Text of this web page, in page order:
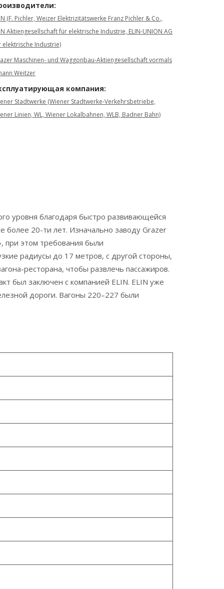
(F. Pichler, Weizer Elektrizitätswerke Franz Pichler & Co.,
Aktiengesellschaft für elektrische Industrie, ELIN-UNION AG
elektrische Industrie)
Maschinen- und Waggonbau-Aktiengesellschaft vormals
Weitzer
компания:
Stadtwerke (Wiener Stadtwerke-Verkehrsbetriebe,
Linien, WL, Wiener Lokalbahnen, WLB, Badner Bahn)
уровня благодаря быстро развивающейся
более 20-ти лет. Изначально заводу Grazer
при этом требования были
радиусы до 17 метров, с другой стороны,
ресторана, чтобы развлечь пассажиров.
был заключен с компанией ELIN. ELIN уже
дороги. Вагоны 220–227 были